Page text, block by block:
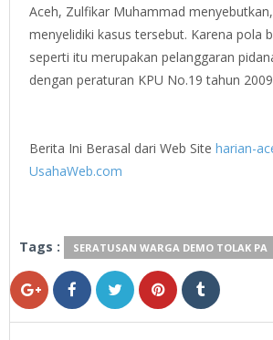
Aceh, Zulfikar Muhammad
menyelidiki kasus tersebut. Karena pola
seperti itu merupakan pelanggaran
dengan peraturan KPU No.19 tahun
Berita Ini Berasal dari Web Site harian-
UsahaWeb.com
Tags : SERATUSAN WARGA DEMO TOLAK PA